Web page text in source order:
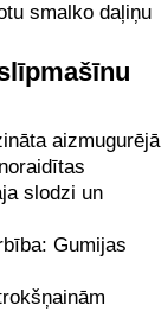
smalko daļiņu
aizmugurējā
slodzi un
Gumijas